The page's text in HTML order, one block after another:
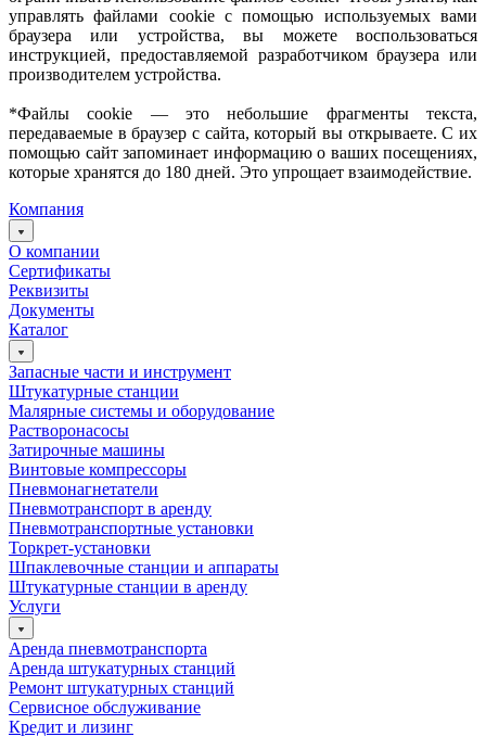
управлять файлами cookie с помощью используемых вами
браузера или устройства, вы можете воспользоваться
инструкцией, предоставляемой разработчиком браузера или
производителем устройства.
*Файлы cookie — это небольшие фрагменты текста,
передаваемые в браузер с сайта, который вы открываете. С их
помощью сайт запоминает информацию о ваших посещениях,
которые хранятся до 180 дней. Это упрощает взаимодействие.
Компания
О компании
Сертификаты
Реквизиты
Документы
Каталог
Запасные части и инструмент
Штукатурные станции
Малярные системы и оборудование
Растворонасосы
Затирочные машины
Винтовые компрессоры
Пневмонагнетатели
Пневмотранспорт в аренду
Пневмотранспортные установки
Торкрет-установки
Шпаклевочные станции и аппараты
Штукатурные станции в аренду
Услуги
Аренда пневмотранспорта
Аренда штукатурных станций
Ремонт штукатурных станций
Сервисное обслуживание
Кредит и лизинг